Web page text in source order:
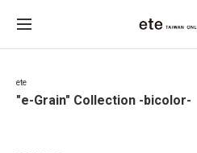
ete
"e-Grain" Collection -bicolor-